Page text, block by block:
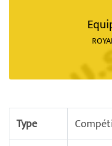
Type